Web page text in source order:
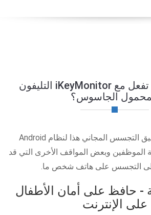
ماذا يمكنك أن تفعل مع iKeyMonitor التليفون
الجاسوس؟
يمكن استخدام تطبيق التجسس المجاني هذا لنظام Android
الموظفين وبعض المواقف الأخرى التي قد
إلى التجسس على هاتف شخص ما.
- حافظ على أمان الأطفال
على الإنترنت